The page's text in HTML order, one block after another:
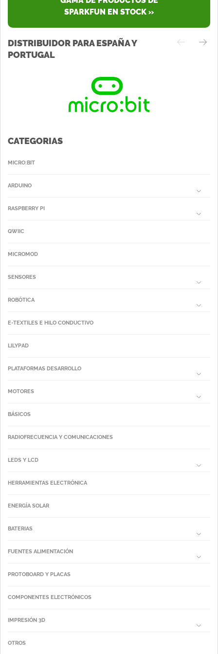
SPARKFUN EN STOCK »
DISTRIBUIDOR PARA ESPAÑA Y
PORTUGAL
CATEGORIAS
MICRO:BIT
ARDUINO
RASPBERRY PI
QWIIC
MICROMOD
SENSORES
ROBÓTICA
E-TEXTILES E HILO CONDUCTIVO
LILYPAD
PLATAFORMAS DESARROLLO
MOTORES
BÁSICOS
RADIOFRECUENCIA Y COMUNICACIONES
LEDS Y LCD
HERRAMIENTAS ELECTRÓNICA
ENERGÍA SOLAR
BATERIAS
FUENTES ALIMENTACIÓN
PROTOBOARD Y PLACAS
COMPONENTES ELECTRÓNICOS
IMPRESIÓN 3D
OTROS